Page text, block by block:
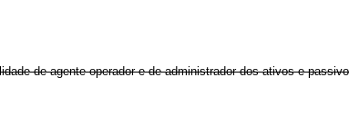
de agente operador e de administrador dos ativos e